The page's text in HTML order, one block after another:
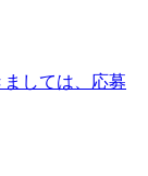
しては、応募